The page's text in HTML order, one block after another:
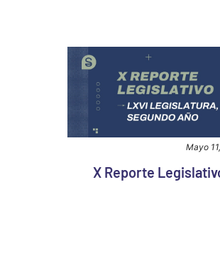
Mayo
X Reporte